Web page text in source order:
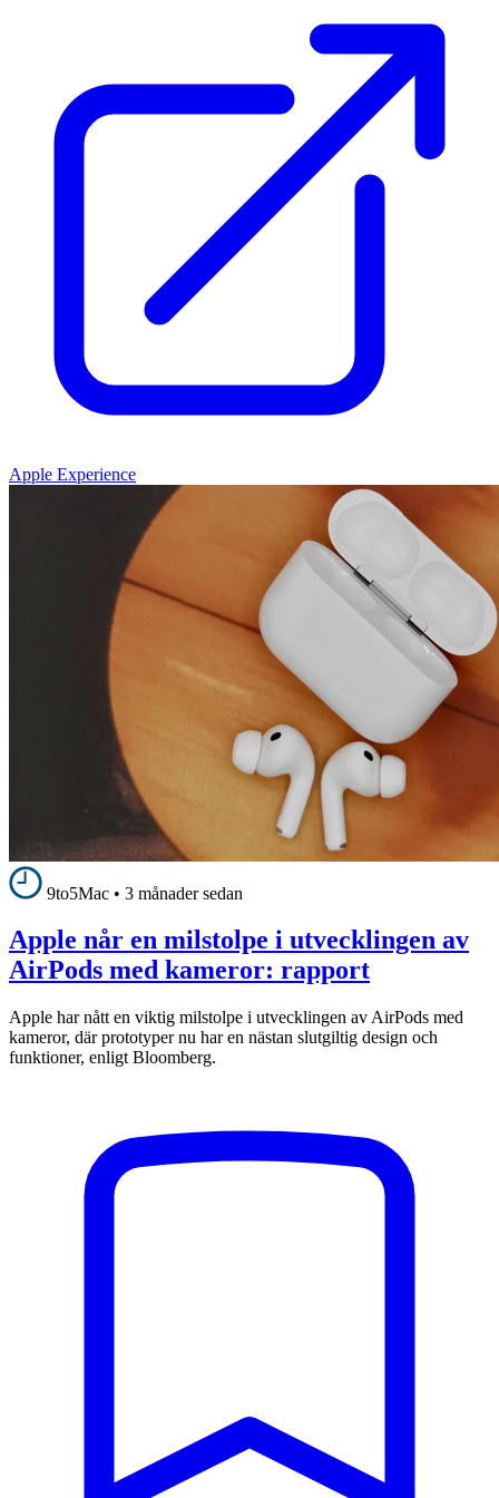
Apple Experience
9to5Mac • 3 månader sedan
Apple når en milstolpe i utvecklingen av
AirPods med kameror: rapport
Apple har nått en viktig milstolpe i utvecklingen av AirPods med
kameror, där prototyper nu har en nästan slutgiltig design och
funktioner, enligt Bloomberg.